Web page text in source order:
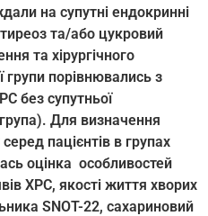
на супутні ендокринні
та/або цукровий
та хірургічного
групи порівнювались з
без супутньої
Для визначення
пацієнтів в групах
оцінка особливостей
ХРС, якості життя хворих
SNOT-22, сахариновий